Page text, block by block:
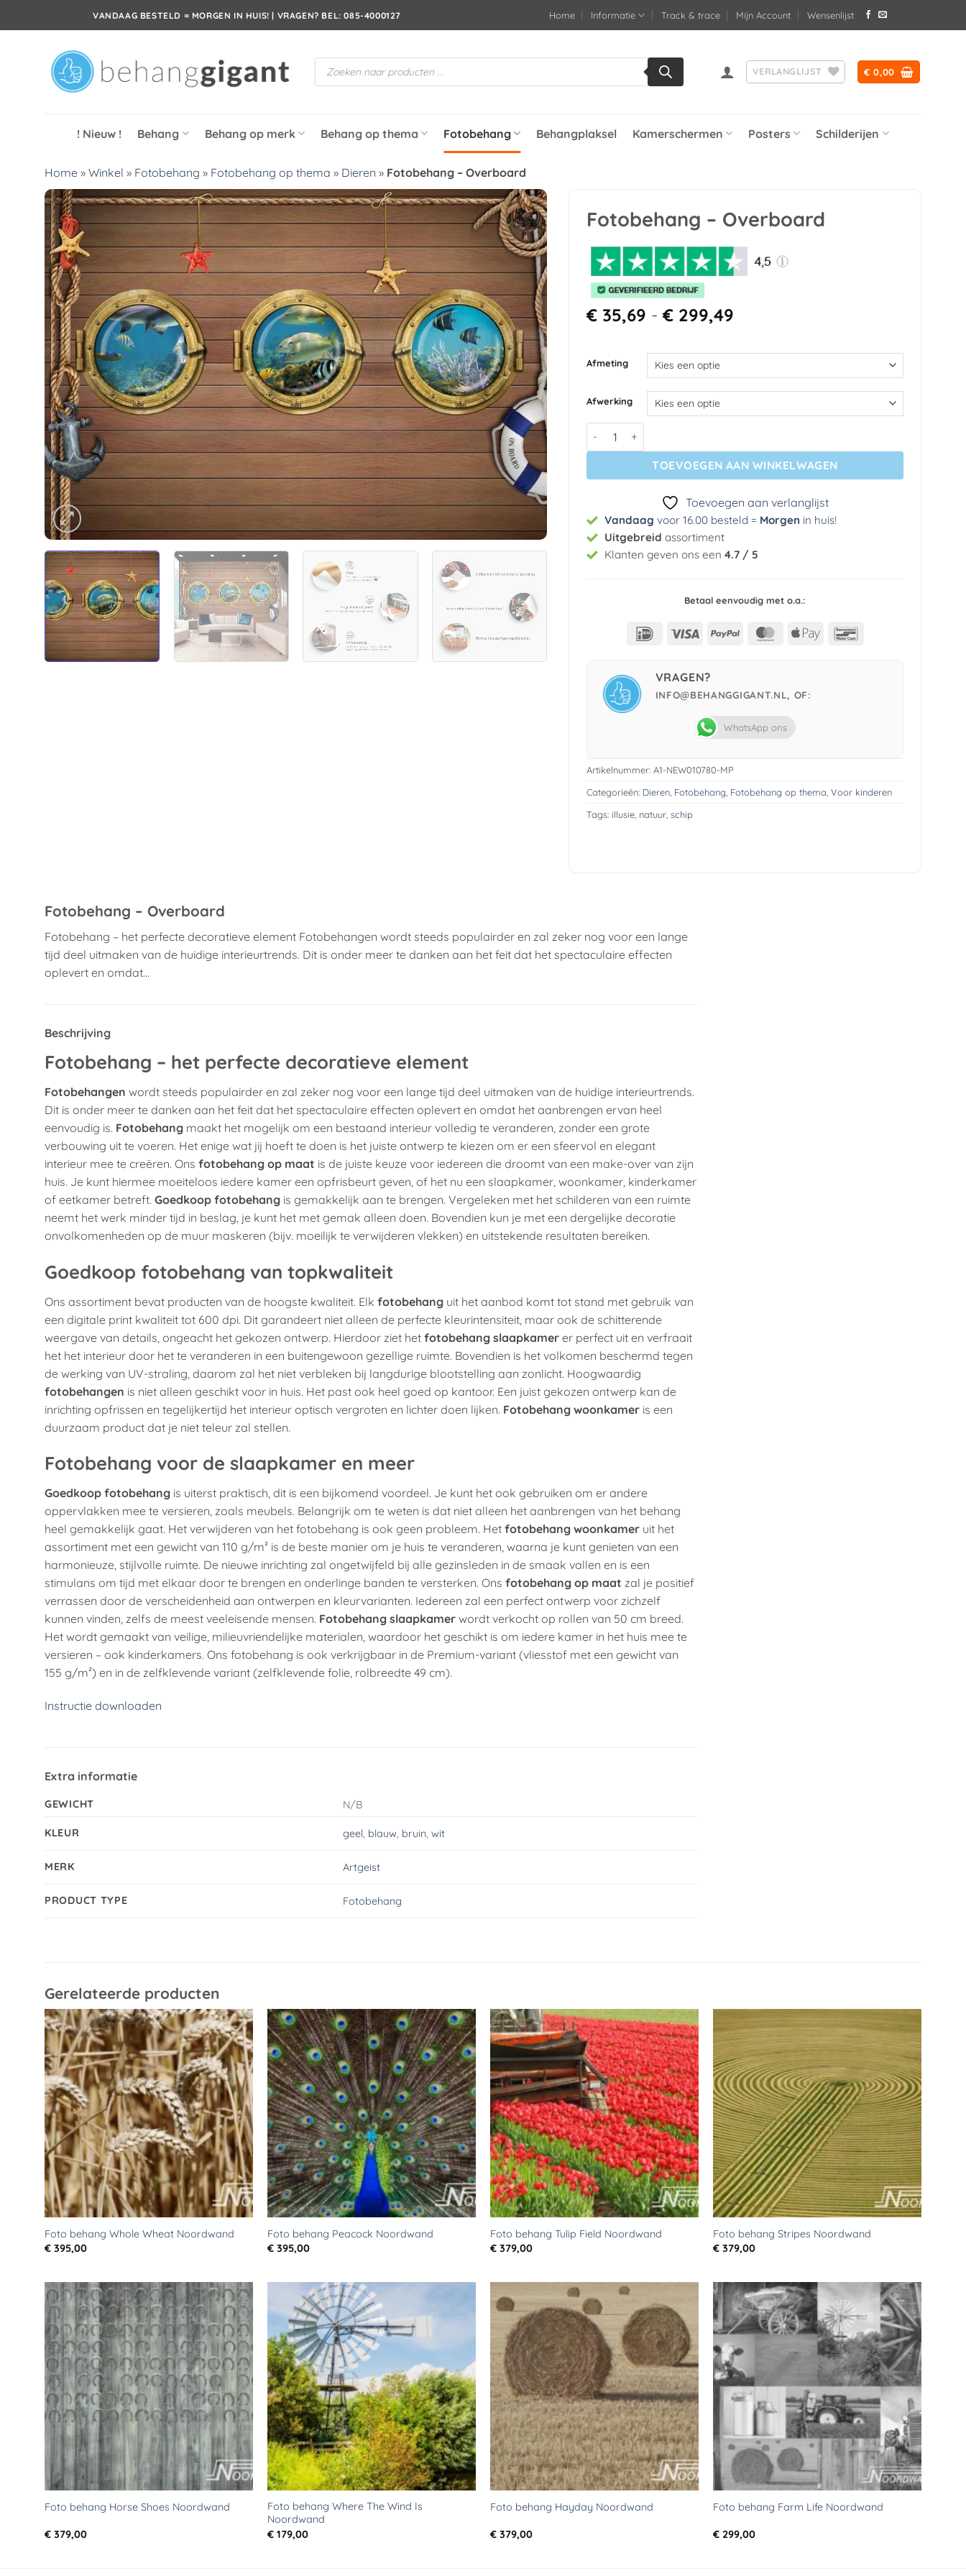
VANDAAG BESTELD = MORGEN IN HUIS! | VRAGEN? BEL: 085-4000127 Home Informatie Track & trace Mijn Account Wensenlijst
Producten
zoeken
VERLANGLIJST € 0,00
! Nieuw ! Behang Behang op merk Behang op thema Fotobehang Behangplaksel Kamerschermen Posters Schilderijen
Home » Winkel » Fotobehang » Fotobehang op thema » Dieren » Fotobehang – Overboard
Toevoegen
aan
verlanglijst
Fotobehang – Overboard
€35,69 - €299,49Prijsklasse:
tot
Afmeting
Afwerking
TOEVOEGEN AAN WINKELWAGEN
Toevoegen aan verlanglijst
Vandaag voor 16.00 besteld = Morgen in huis!
Uitgebreid assortiment
Klanten geven ons een 4.7 / 5
Betaal eenvoudig met o.a.:
IDeal Visa PayPal MasterCard
Apple
VRAGEN?
INFO@BEHANGGIGANT.NL, OF:
WhatsApp ons
Artikelnummer: A1-NEW010780-MP
Categorieën: Dieren, Fotobehang Fotobehang op thema Voor kinderen
Tags: illusie, natuur, schip
Fotobehang – Overboard
Fotobehang – het perfecte decoratieve element Fotobehangen wordt steeds populairder en zal zeker nog voor een lange
tijd deel uitmaken van de huidige interieurtrends. Dit is onder meer te danken aan het feit dat het spectaculaire effecten
oplevert en omdat…
Beschrijving
Fotobehang – het perfecte decoratieve element
Fotobehangen wordt steeds populairder en zal zeker nog voor een lange tijd deel uitmaken van de huidige interieurtrends.
Dit is onder meer te danken aan het feit dat het spectaculaire effecten oplevert en omdat het aanbrengen ervan heel
eenvoudig is. Fotobehang maakt het mogelijk om een bestaand interieur volledig te veranderen, zonder een grote
verbouwing uit te voeren. Het enige wat jij hoeft te doen is het juiste ontwerp te kiezen om er een sfeervol en elegant
interieur mee te creëren. Ons fotobehang op maat is de juiste keuze voor iedereen die droomt van een make-over van zijn
huis. Je kunt hiermee moeiteloos iedere kamer een opfrisbeurt geven, of het nu een slaapkamer, woonkamer, kinderkamer
of eetkamer betreft. Goedkoop fotobehang is gemakkelijk aan te brengen. Vergeleken met het schilderen van een ruimte
neemt het werk minder tijd in beslag, je kunt het met gemak alleen doen. Bovendien kun je met een dergelijke decoratie
onvolkomenheden op de muur maskeren (bijv. moeilijk te verwijderen vlekken) en uitstekende resultaten bereiken.
Goedkoop fotobehang van topkwaliteit
Ons assortiment bevat producten van de hoogste kwaliteit. Elk fotobehang uit het aanbod komt tot stand met gebruik van
een digitale print kwaliteit tot 600 dpi. Dit garandeert niet alleen de perfecte kleurintensiteit, maar ook de schitterende
weergave van details, ongeacht het gekozen ontwerp. Hierdoor ziet het fotobehang slaapkamer er perfect uit en verfraait
het het interieur door het te veranderen in een buitengewoon gezellige ruimte. Bovendien is het volkomen beschermd tegen
de werking van UV-straling, daarom zal het niet verbleken bij langdurige blootstelling aan zonlicht. Hoogwaardig
fotobehangen is niet alleen geschikt voor in huis. Het past ook heel goed op kantoor. Een juist gekozen ontwerp kan de
inrichting opfrissen en tegelijkertijd het interieur optisch vergroten en lichter doen lijken. Fotobehang woonkamer is een
duurzaam product dat je niet teleur zal stellen.
Fotobehang voor de slaapkamer en meer
Goedkoop fotobehang is uiterst praktisch, dit is een bijkomend voordeel. Je kunt het ook gebruiken om er andere
oppervlakken mee te versieren, zoals meubels. Belangrijk om te weten is dat niet alleen het aanbrengen van het behang
heel gemakkelijk gaat. Het verwijderen van het fotobehang is ook geen probleem. Het fotobehang woonkamer uit het
assortiment met een gewicht van 110 g/m² is de beste manier om je huis te veranderen, waarna je kunt genieten van een
harmonieuze, stijlvolle ruimte. De nieuwe inrichting zal ongetwijfeld bij alle gezinsleden in de smaak vallen en is een
stimulans om tijd met elkaar door te brengen en onderlinge banden te versterken. Ons fotobehang op maat zal je positief
verrassen door de verscheidenheid aan ontwerpen en kleurvarianten. Iedereen zal een perfect ontwerp voor zichzelf
kunnen vinden, zelfs de meest veeleisende mensen. Fotobehang slaapkamer wordt verkocht op rollen van 50 cm breed.
Het wordt gemaakt van veilige, milieuvriendelijke materialen, waardoor het geschikt is om iedere kamer in het huis mee te
versieren – ook kinderkamers. Ons fotobehang is ook verkrijgbaar in de Premium-variant (vliesstof met een gewicht van
155 g/m²) en in de zelfklevende variant (zelfklevende folie, rolbreedte 49 cm).
Instructie downloaden
Extra informatie
GEWICHT N/B
KLEUR geel, blauw, bruin,wit
MERK Artgeist
PRODUCT TYPE Fotobehang
Gerelateerde producten
Toevoegen
aan
verlanglijst
Foto behang Whole Wheat Noordwand
€395,00
Toevoegen
aan
verlanglijst
Foto behang Peacock Noordwand
€395,00
Toevoegen
aan
verlanglijst
Foto behang Tulip Field Noordwand
€379,00
Toevoegen
aan
verlanglijst
Foto behang Stripes Noordwand
€379,00
Toevoegen
aan
verlanglijst
Foto behang Horse Shoes Noordwand
€379,00
Foto behang Where The Wind Is
Noordwand
€179,00
Toevoegen
aan
verlanglijst
Foto behang Hayday Noordwand
€379,00
Toevoegen
aan
verlanglijst
Foto behang Farm Life Noordwand
€299,00